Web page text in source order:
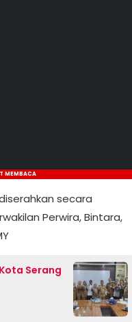
MEMBACA
secara
Perwira, Bintara,
Serang